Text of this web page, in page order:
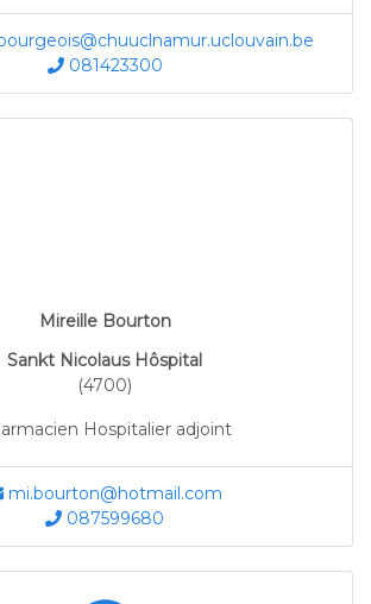
081423300
Mireille Bourton
Sankt Nicolaus Hôspital
(4700)
Hospitalier adjoint
mi.bourton@hotmail.com
087599680